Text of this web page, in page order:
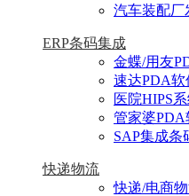
汽车装配厂
ERP条码集成
金蝶/用友
速达PDA软
医院HIPS
管家婆PDA
SAP集成条
快递物流
快递/电商